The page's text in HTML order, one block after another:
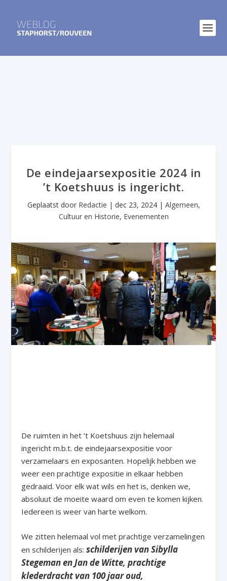
De eindejaarsexpositie 2024 in
’t Koetshuus is ingericht.
Geplaatst door Redactie | dec 23, 2024| Algemeen,
Cultuur en Historie, Evenementen
De ruimten in het ’t Koetshuus zijn helemaal
ingericht m.b.t. de eindejaarsexpositie voor
verzamelaars en exposanten. Hopelijk hebben we
weer een prachtige expositie in elkaar hebben
gedraaid. Voor elk wat wils en het is, denken we,
absoluut de moeite waard om even te komen kijken.
Iedereen is weer van harte welkom.
We zitten helemaal vol met prachtige verzamelingen
en schilderijen als:schilderijen van Sibylla
Stegeman en Jan de Witte, prachtige
klederdracht van 100 jaar oud,